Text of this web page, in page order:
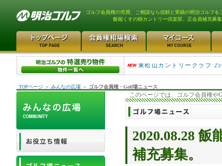
ゴルフ会員権の売買、ご相談なら信頼と実績の明治ゴルフを
飯能くすの樹カントリー倶楽部、正会員補充募
平塚富士見カントリーク
東松山カントリークラブ
TOPページ ＞ みんなの広場 ＞ ゴルフ会員権・Golf場ニュース
このページでは、ゴルフ会員権や
2020.08.28
補充募集。